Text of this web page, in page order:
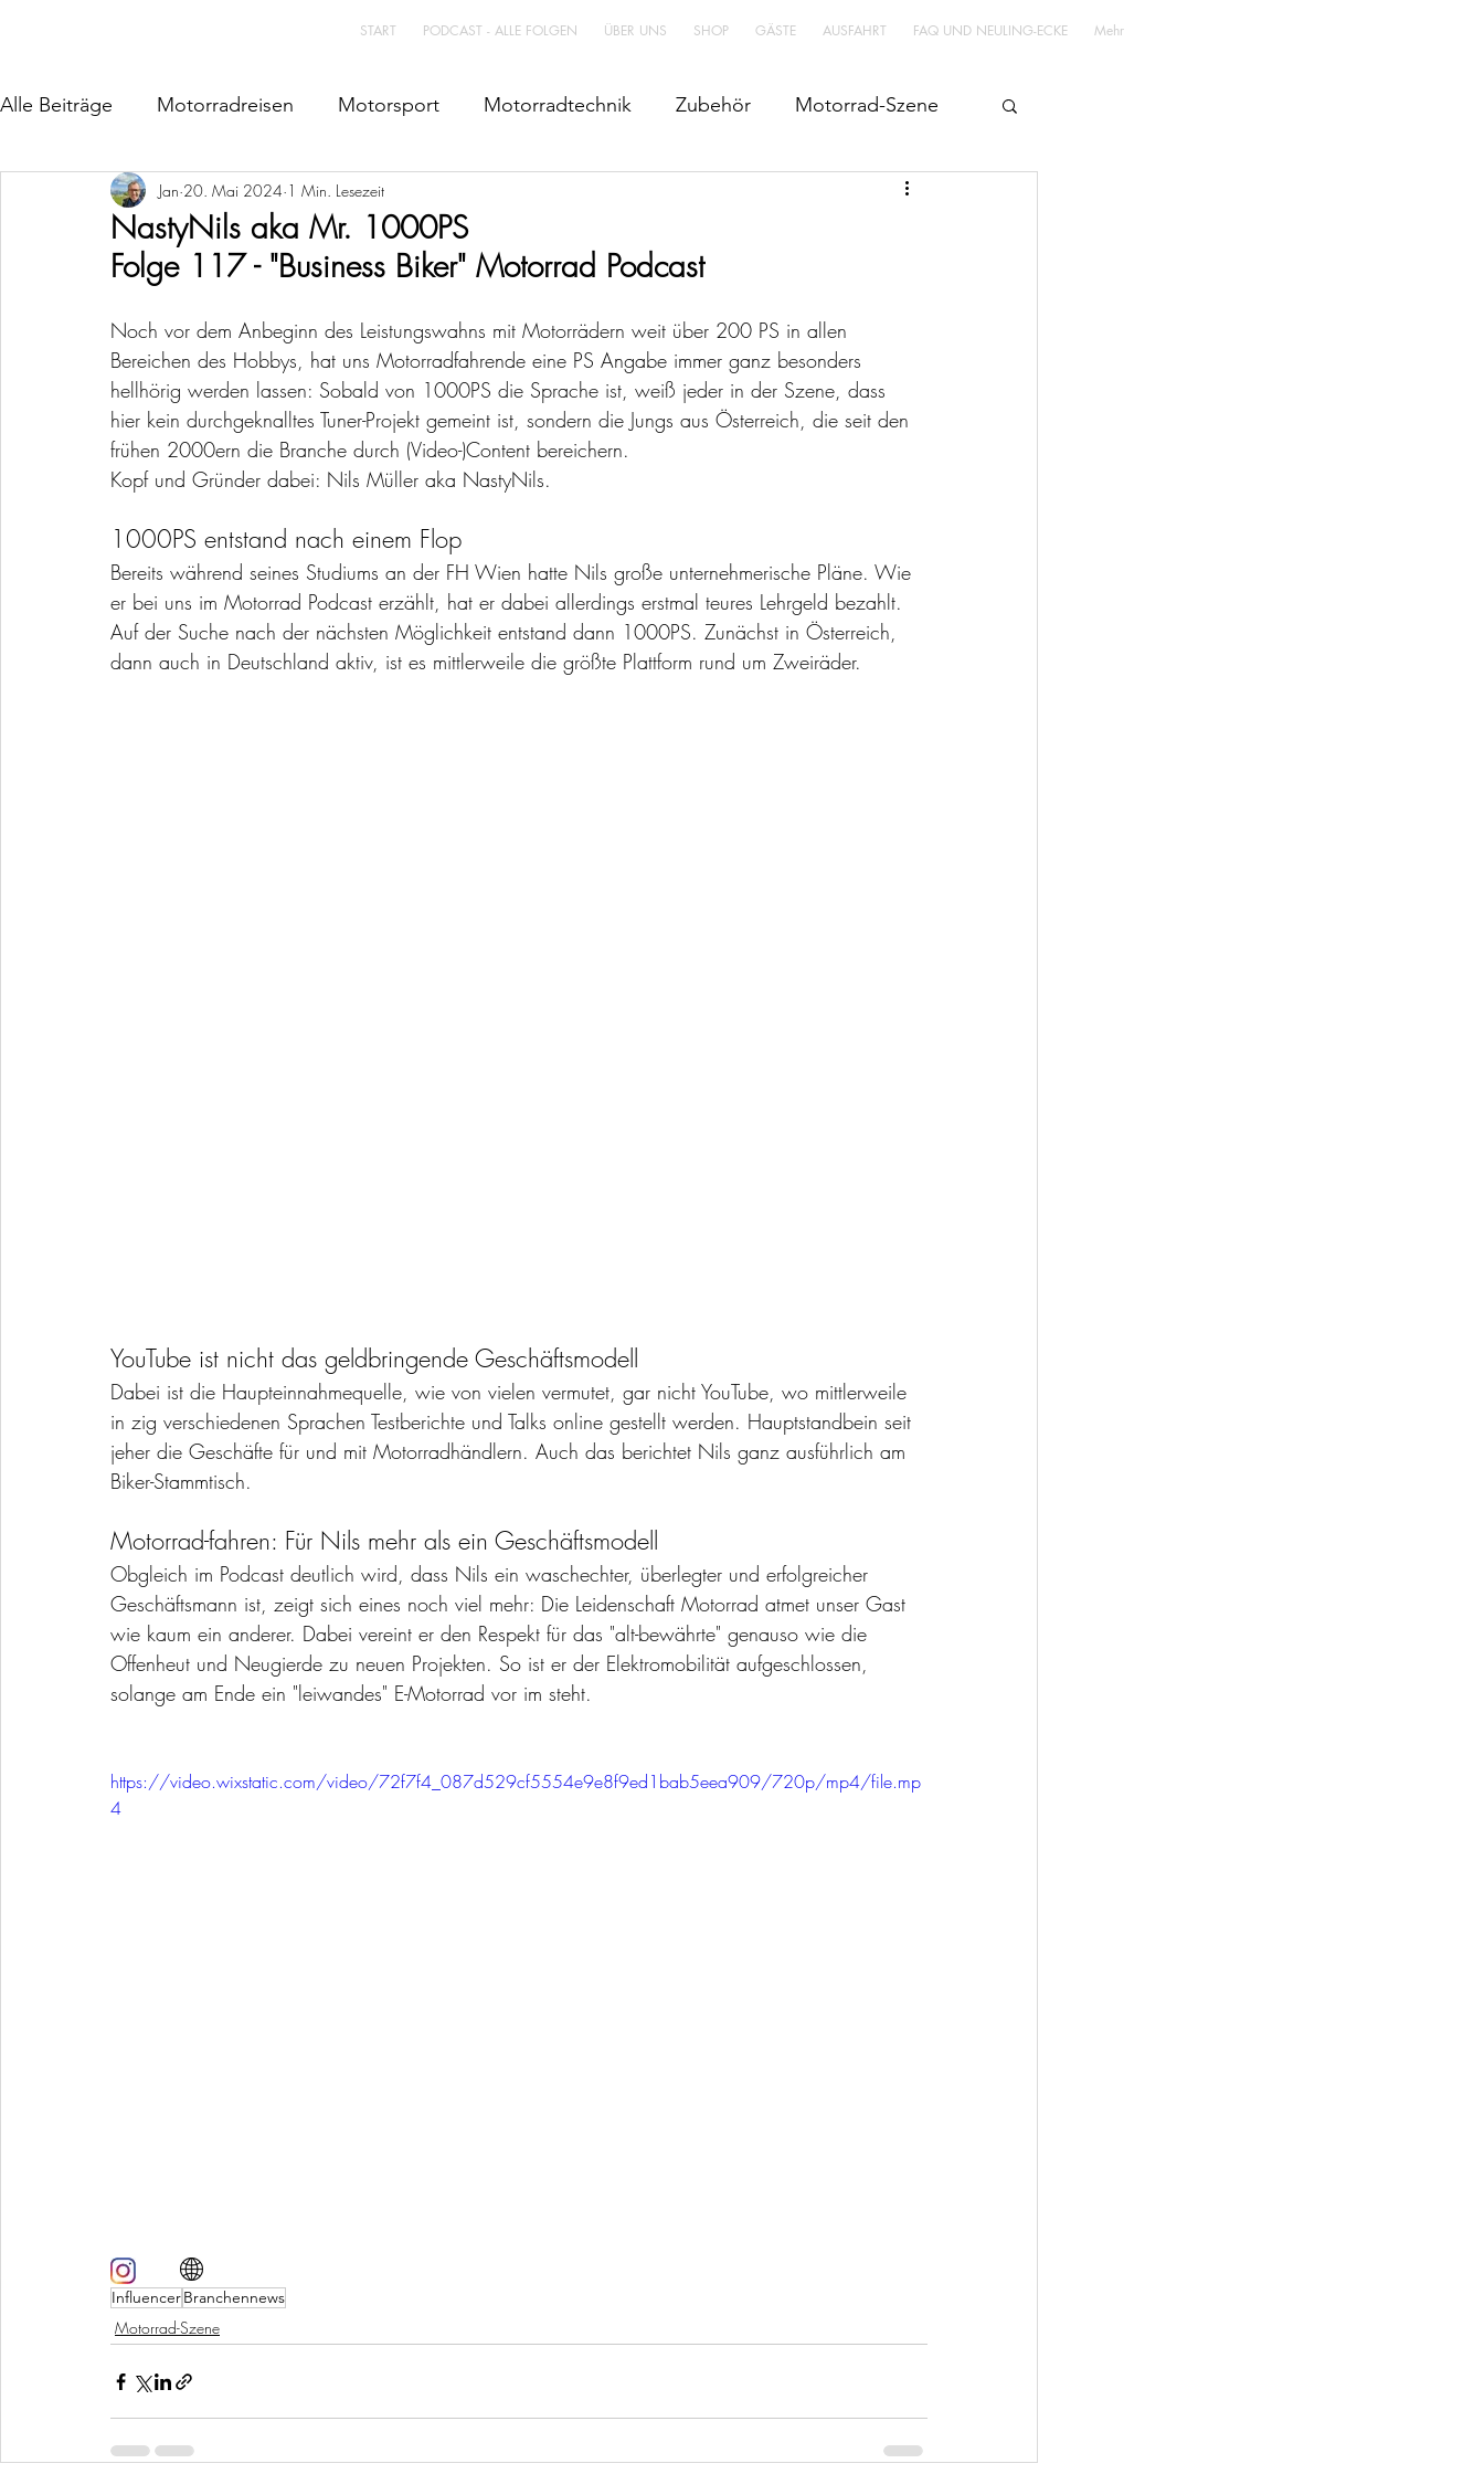
START PODCAST - ALLE FOLGEN ÜBER UNS SHOP GÄSTE AUSFAHRT FAQ UND NEULING-ECKE Mehr
Alle Beiträge Motorradreisen Motorsport Motorradtechnik Zubehör Motorrad-Szene
NastyNils aka Mr. 1000PS
Jan 20. Mai 2024 1 Min. Lesezeit
Folge 117 - "Business Biker" Motorrad Podcast
Noch vor dem Anbeginn des Leistungswahns mit Motorrädern weit über 200 PS in allen
Bereichen des Hobbys, hat uns Motorradfahrende eine PS Angabe immer ganz besonders
hellhörig werden lassen: Sobald von 1000PS die Sprache ist, weiß jeder in der Szene, dass
hier kein durchgeknalltes Tuner-Projekt gemeint ist, sondern die Jungs aus Österreich, die seit den
frühen 2000ern die Branche durch (Video-)Content bereichern.
Kopf und Gründer dabei: Nils Müller aka NastyNils.
1000PS entstand nach einem Flop
Bereits während seines Studiums an der FH Wien hatte Nils große unternehmerische Pläne. Wie
er bei uns im Motorrad Podcast erzählt, hat er dabei allerdings erstmal teures Lehrgeld bezahlt.
Auf der Suche nach der nächsten Möglichkeit entstand dann 1000PS. Zunächst in Österreich,
dann auch in Deutschland aktiv, ist es mittlerweile die größte Plattform rund um Zweiräder.
YouTube ist nicht das geldbringende Geschäftsmodell
Dabei ist die Haupteinnahmequelle, wie von vielen vermutet, gar nicht YouTube, wo mittlerweile
in zig verschiedenen Sprachen Testberichte und Talks online gestellt werden. Hauptstandbein seit
jeher die Geschäfte für und mit Motorradhändlern. Auch das berichtet Nils ganz ausführlich am
Biker-Stammtisch.
Motorrad-fahren: Für Nils mehr als ein Geschäftsmodell
Obgleich im Podcast deutlich wird, dass Nils ein waschechter, überlegter und erfolgreicher
Geschäftsmann ist, zeigt sich eines noch viel mehr: Die Leidenschaft Motorrad atmet unser Gast
wie kaum ein anderer. Dabei vereint er den Respekt für das "alt-bewährte" genauso wie die
Offenheut und Neugierde zu neuen Projekten. So ist er der Elektromobilität aufgeschlossen,
solange am Ende ein "leiwandes" E-Motorrad vor im steht.
https://video.wixstatic.com/video/72f7f4_087d529cf5554e9e8f9ed1bab5eea909/720p/mp4/file.mp
4
InfluencerBranchennews
Motorrad-Szene